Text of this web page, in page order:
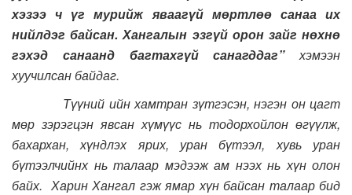
хэзээ ч үг мурийж яваагүй мөртлөө санаа их
нийлдэг байсан. Хангалын эзгүй орон зайг нөхнө
гэхэд санаанд багтахгүй санагддаг”хэмээн
хуучилсан байдаг.
Түүний ийн хамтран зүтгэсэн, нэгэн он цагт
мөр зэрэгцэн явсан хүмүүс нь тодорхойлон өгүүлж,
бахархан, хүндлэх ярих, уран бүтээл, хувь уран
бүтээлчийнх нь талаар мэдээж ам нээх нь хүн олон
байх. Харин Хангал гэж ямар хүн байсан талаар бид